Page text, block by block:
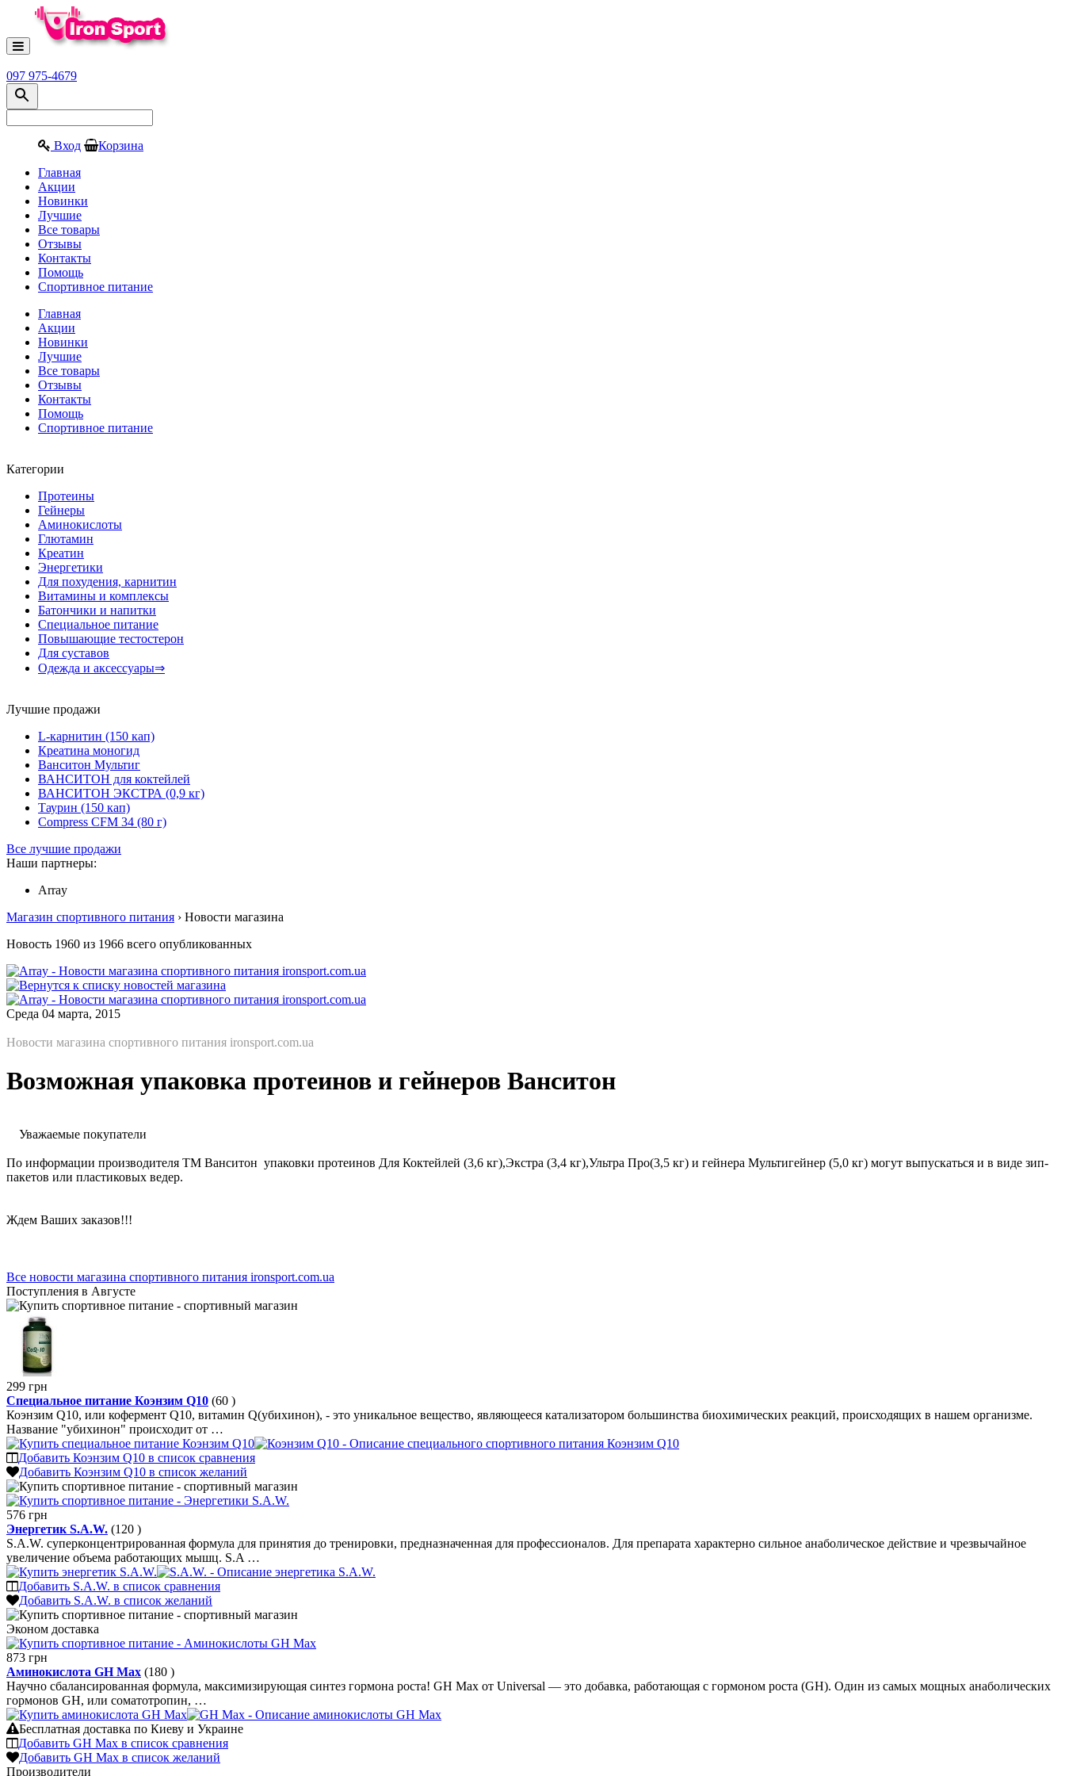
097 975-4679
Вход Корзина
Главная
Акции
Новинки
Лучшие
Все товары
Отзывы
Контакты
Помощь
Спортивное питание
Главная
Акции
Новинки
Лучшие
Все товары
Отзывы
Контакты
Помощь
Спортивное питание
Категории
Протеины
Гейнеры
Аминокислоты
Глютамин
Креатин
Энергетики
Для похудения, карнитин
Витамины и комплексы
Батончики и напитки
Специальное питание
Повышающие тестостерон
Для суставов
Одежда и аксессуары⇒
Лучшие продажи
L-карнитин (150 кап)
Креатина моногид
Ванситон Мультиг
ВАНСИТОН для коктейлей
ВАНСИТОН ЭКСТРА (0,9 кг)
Таурин (150 кап)
Compress CFM 34 (80 г)
Все лучшие продажи
Наши партнеры:
Array
Магазин спортивного питания › Новости магазина
Новость 1960 из 1966 всего опубликованных
Среда 04 марта, 2015
Новости магазина спортивного питания ironsport.com.ua
Возможная упаковка протеинов и гейнеров Ванситон
Уважаемые покупатели
По информации производителя ТМ Ванситон упаковки протеинов Для Коктейлей (3,6 кг),Экстра (3,4 кг),Ультра Про(3,5 кг) и гейнера Мультигейнер (5,0 кг) могут выпускаться и в виде зип-
пакетов или пластиковых ведер.
Ждем Ваших заказов!!!
Все новости магазина спортивного питания ironsport.com.ua
Поступления в Августе
299 грн
Специальное питание Коэнзим Q10 (60 )
Коэнзим Q10, или кофермент Q10, витамин Q(убихинон), - это уникальное вещество, являющееся катализатором большинства биохимических реакций, происходящих в нашем организме.
Название "убихинон" происходит от …
Добавить Коэнзим Q10 в список сравнения
Добавить Коэнзим Q10 в список желаний
576 грн
Энергетик S.A.W. (120 )
S.A.W. суперконцентрированная формула для принятия до тренировки, предназначенная для профессионалов. Для препарата характерно сильное анаболическое действие и чрезвычайное
увеличение объема работающих мышц. S.A …
Добавить S.A.W. в список сравнения
Добавить S.A.W. в список желаний
Эконом доставка
873 грн
Аминокислота GH Max (180 )
Научно сбалансированная формула, максимизирующая синтез гормона роста! GH Max от Universal — это добавка, работающая с гормоном роста (GH). Один из самых мощных анаболических
гормонов GH, или соматотропин, …
Бесплатная доставка по Киеву и Украине
Добавить GH Max в список сравнения
Добавить GH Max в список желаний
Производители